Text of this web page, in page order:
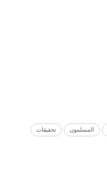
المسلمون تحقيقات